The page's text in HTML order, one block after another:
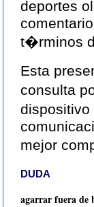
deportes
t�rminos
Esta
consulta
mejor
DUDA
agarrar fuera de